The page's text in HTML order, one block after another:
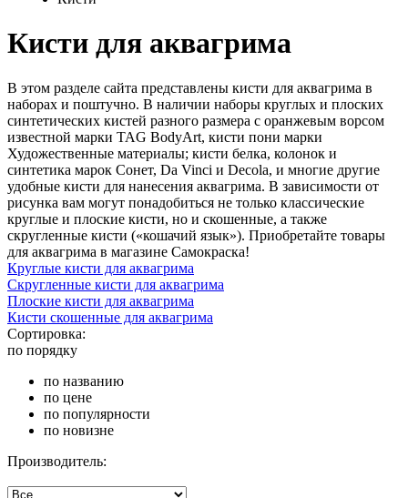
Кисти для аквагрима
В этом разделе сайта представлены кисти для аквагрима в
наборах и поштучно. В наличии наборы круглых и плоских
синтетических кистей разного размера с оранжевым ворсом
известной марки TAG BodyArt, кисти пони марки
Художественные материалы; кисти белка, колонок и
синтетика марок Сонет, Da Vinci и Decola, и многие другие
удобные кисти для нанесения аквагрима. В зависимости от
рисунка вам могут понадобиться не только классические
круглые и плоские кисти, но и скошенные, а также
скругленные кисти («кошачий язык»). Приобретайте товары
для аквагрима в магазине Самокраска!
Круглые кисти для аквагрима
Скругленные кисти для аквагрима
Плоские кисти для аквагрима
Кисти скошенные для аквагрима
Сортировка:
по порядку
по названию
по цене
по популярности
по новизне
Производитель: